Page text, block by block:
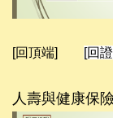
[回頂端] [回
人壽與健康保險